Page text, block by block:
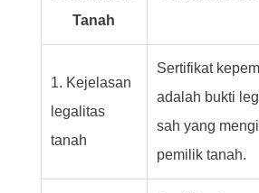
Tanah
1. Kejelasan
legalitas
tanah
Sertifikat
adalah bukti
sah yang
pemilik tanah.